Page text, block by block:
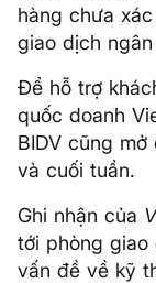
hàng chưa
giao dịch
Để hỗ trợ
quốc doanh
BIDV cũng
và cuối tuần.
Ghi nhận của
tới phòng giao
vấn đề về kỹ